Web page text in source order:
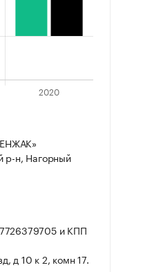
р-н, Нагорный
и КПП
д 10 к 2, комн 17.